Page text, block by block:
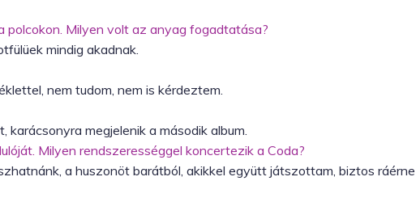
polcokon. Milyen volt az anyag fogadtatása?
mindig akadnak.
nem tudom, nem is kérdeztem.
megjelenik a második album.
Milyen rendszerességgel koncertezik a Coda?
a huszonöt barátból, akikkel együtt játszottam, biztos ráérne